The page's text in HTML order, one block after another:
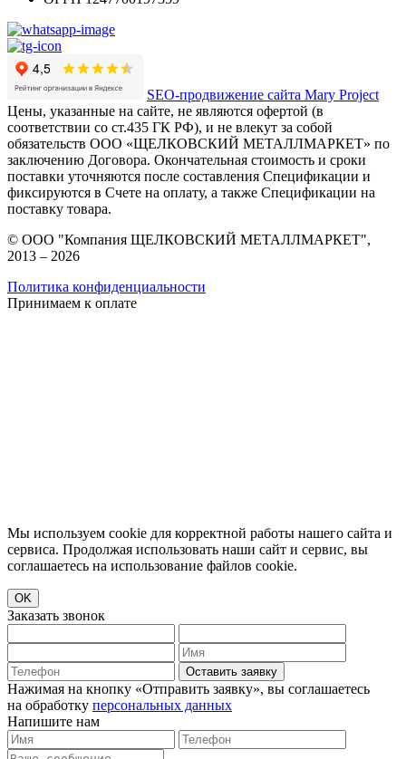
SEO-продвижение сайта Mary Project
Цены, указанные на сайте, не являются офертой (в
соответствии со ст.435 ГК РФ), и не влекут за собой
обязательств ООО «ЩЕЛКОВСКИЙ МЕТАЛЛМАРКЕТ» по
заключению Договора. Окончательная стоимость и сроки
поставки уточняются после составления Спецификации и
фиксируются в Счете на оплату, а также Спецификации на
поставку товара.
© ООО "Компания ЩЕЛКОВСКИЙ МЕТАЛЛМАРКЕТ",
2013 – 2026
Политика конфиденциальности
Принимаем к оплате
Мы используем cookie для корректной работы нашего сайта и
сервиса. Продолжая использовать наши сайт и сервис, вы
соглашаетесь на использование файлов cookie.
OK
Заказать звонок
Оставить заявку
Нажимая на кнопку «Отправить заявку», вы соглашаетесь
на обработку персональных данных
Напишите нам